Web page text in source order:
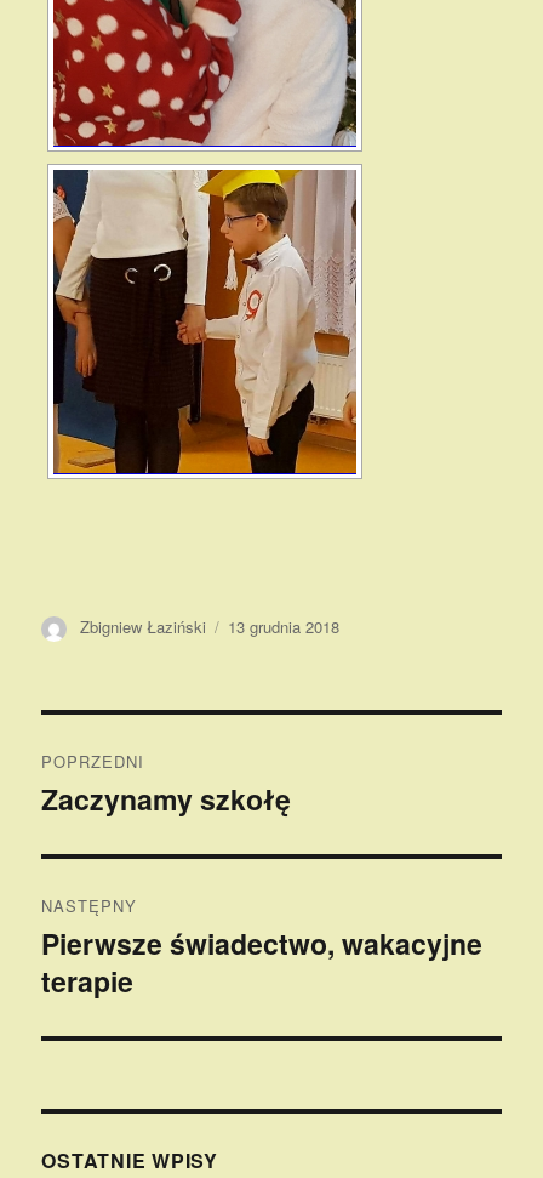
Autor
Zbigniew Łaziński Opublikowano
13 grudnia 2018
wpisu
POPRZEDNI
Poprzedni
Zaczynamy szkołę
NASTĘPNY
Następny
wpis:
Pierwsze świadectwo, wakacyjne
terapie
OSTATNIE WPISY